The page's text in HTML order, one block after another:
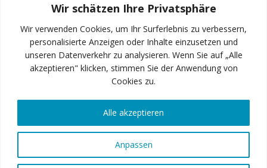
Wir schätzen Ihre Privatsphäre
Wir verwenden Cookies, um Ihr Surferlebnis zu verbessern,
personalisierte Anzeigen oder Inhalte einzusetzen und
unseren Datenverkehr zu analysieren. Wenn Sie auf „Alle
akzeptieren" klicken, stimmen Sie der Anwendung von
Cookies zu.
Anpassen
Alle akzeptieren
INSTAGRAM
FACEBOOK